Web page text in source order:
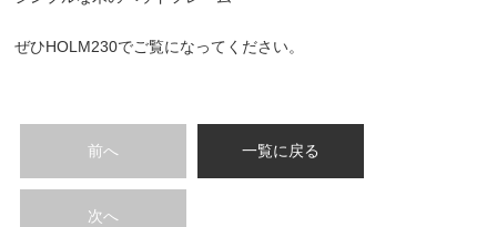
ぜひHOLM230でご覧になってください。
前へ 一覧に戻る
次へ